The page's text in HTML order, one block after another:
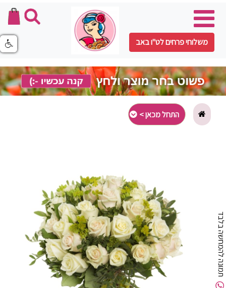
משלוחי פרחים לט"ו באב
התחל מכאן >
תמונה להמחשה בלבד